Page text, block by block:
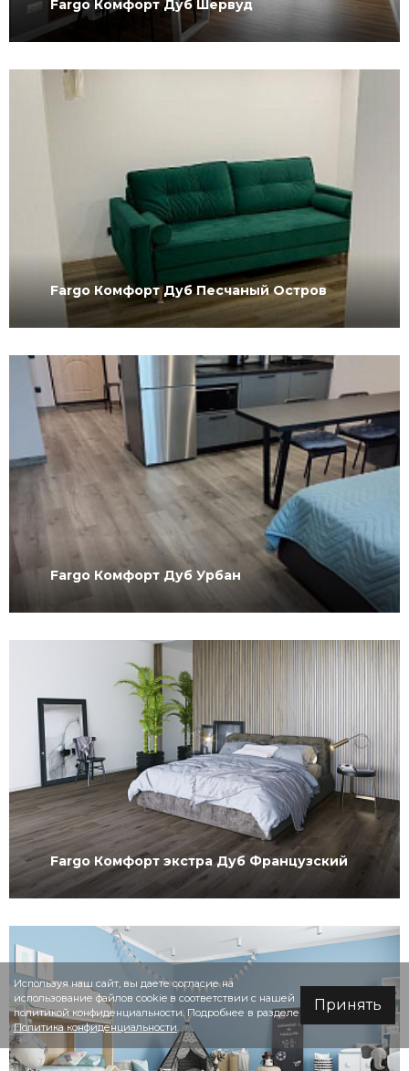
Fargo Комфорт Дуб Шервуд
Fargo Комфорт Дуб Песчаный Остров
Fargo Комфорт Дуб Урбан
Fargo Комфорт экстра Дуб Французский
Используя наш сайт, вы даете согласие на
использование файлов cookie в соответствии с нашей
политикой конфиденциальности. Подробнее в разделе
Политика конфиденциальности.
Принять